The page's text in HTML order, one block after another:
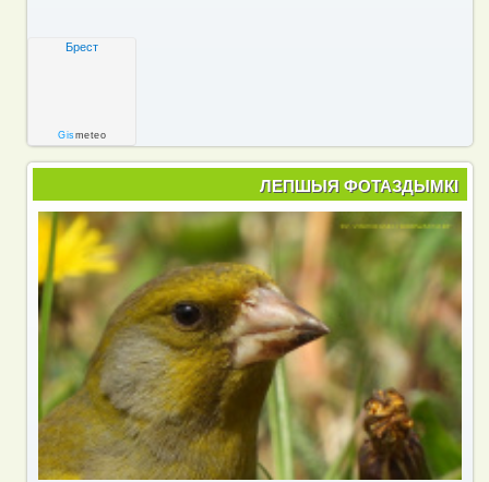
Брест
Gismeteo
ЛЕПШЫЯ ФОТАЗДЫМКІ